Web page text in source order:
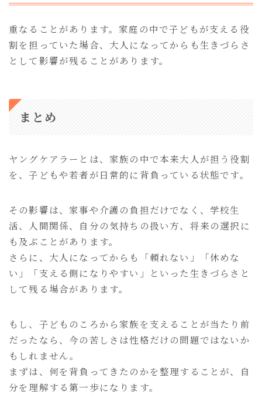
重なることがあります。家庭の中で子どもが支える役
割を担っていた場合、大人になってからも生きづらさ
として影響が残ることがあります。
まとめ
ヤングケアラーとは、家族の中で本来大人が担う役割
を、子どもや若者が日常的に背負っている状態です。
その影響は、家事や介護の負担だけでなく、学校生
活、人間関係、自分の気持ちの扱い方、将来の選択に
も及ぶことがあります。
さらに、大人になってからも「頼れない」「休めな
い」「支える側になりやすい」といった生きづらさと
して残る場合があります。
もし、子どものころから家族を支えることが当たり前
だったなら、今の苦しさは性格だけの問題ではないか
もしれません。
まずは、何を背負ってきたのかを整理することが、自
分を理解する第一歩になります。